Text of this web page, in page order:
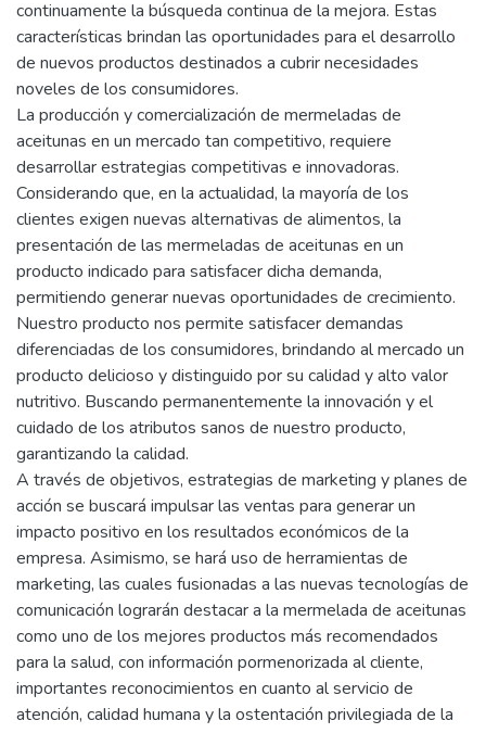
continuamente la búsqueda continua de la mejora. Estas
características brindan las oportunidades para el desarrollo
de nuevos productos destinados a cubrir necesidades
noveles de los consumidores.
La producción y comercialización de mermeladas de
aceitunas en un mercado tan competitivo, requiere
desarrollar estrategias competitivas e innovadoras.
Considerando que, en la actualidad, la mayoría de los
clientes exigen nuevas alternativas de alimentos, la
presentación de las mermeladas de aceitunas en un
producto indicado para satisfacer dicha demanda,
permitiendo generar nuevas oportunidades de crecimiento.
Nuestro producto nos permite satisfacer demandas
diferenciadas de los consumidores, brindando al mercado un
producto delicioso y distinguido por su calidad y alto valor
nutritivo. Buscando permanentemente la innovación y el
cuidado de los atributos sanos de nuestro producto,
garantizando la calidad.
A través de objetivos, estrategias de marketing y planes de
acción se buscará impulsar las ventas para generar un
impacto positivo en los resultados económicos de la
empresa. Asimismo, se hará uso de herramientas de
marketing, las cuales fusionadas a las nuevas tecnologías de
comunicación lograrán destacar a la mermelada de aceitunas
como uno de los mejores productos más recomendados
para la salud, con información pormenorizada al cliente,
importantes reconocimientos en cuanto al servicio de
atención, calidad humana y la ostentación privilegiada de la